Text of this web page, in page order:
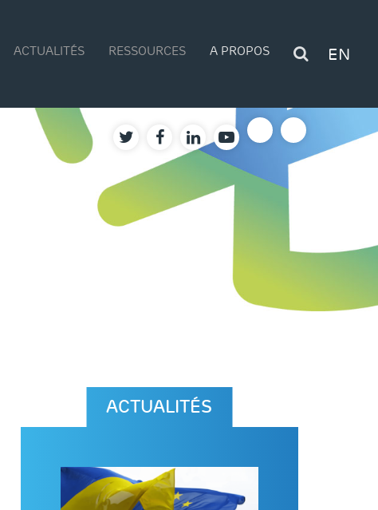
EN
ACTUALITÉS RESSOURCES A PROPOS
ACTUALITÉS